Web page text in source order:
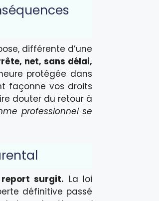
différente d’une
net, sans délai,
protégée dans
façonne vos droits
douter du retour à
professionnel se
surgit. La loi
définitive passé